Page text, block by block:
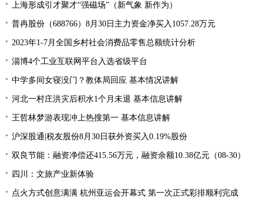
上海形成引才聚才“强磁场”（新气象 新作为）
普冉股份（688766）8月30日主力资金净买入1057.28万元
2023年1-7月全国乡村社会消费品零售总额统计分析
淄博4个工业互联网平台入选省级平台
中学多间女寝没门？教体局回应 基本情况讲解
河北一村庄洪灾后积水1个月未退 基本信息讲解
王哲林梦游表现冲上热搜第一 基本信息讲解
沪深股通|税友股份8月30日获外资买入0.19%股份
双良节能：融资净偿还415.56万元，融资余额10.38亿元（08-30）
四川：文旅产业新体验
点火方式创意满满 杭州亚运会开幕式 第一次正式彩排顺利完成